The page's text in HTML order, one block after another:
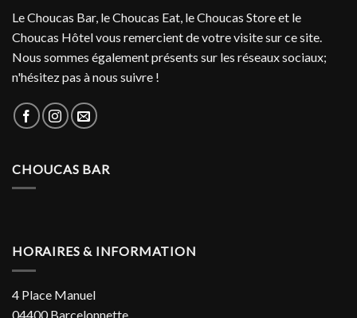
Le Choucas Bar, le Choucas Eat, le Choucas Store et le
Choucas Hôtel vous remercient de votre visite sur ce site.
Nous sommes également présents sur les réseaux sociaux;
n'hésitez pas à nous suivre !
CHOUCAS BAR
HORAIRES & INFORMATION
4 Place Manuel
04400 Barcelonnette